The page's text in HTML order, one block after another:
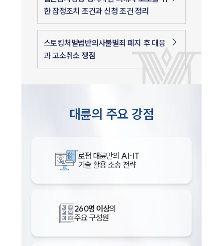
한 잠정조치 조건과 신청 조건 정리
스토킹처벌법반의사불벌죄 폐지 후 대응
과 고소취소 쟁점
대륜의 주요 강점
로펌 대륜만의 AI·IT
기술 활용 소송 전략
260명 이상의
주요 구성원